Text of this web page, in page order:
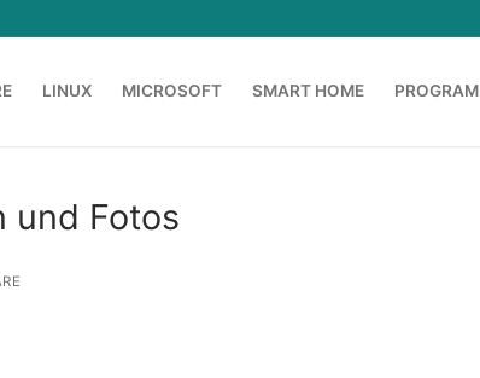
LINUX MICROSOFT SMART HOME
und Fotos